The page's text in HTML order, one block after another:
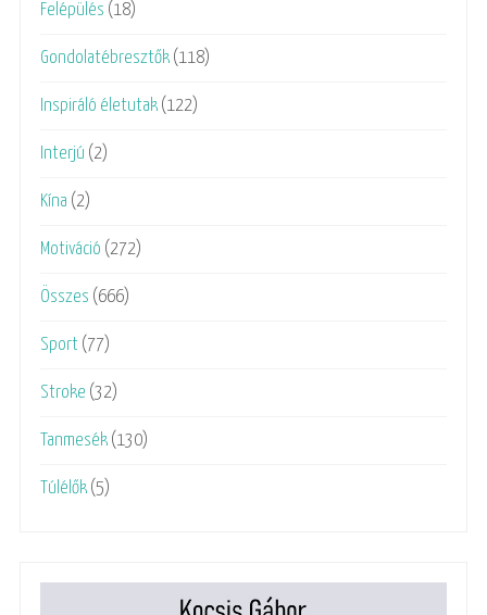
Felépülés (18)
Gondolatébresztők (118)
Inspiráló életutak (122)
Interjú (2)
Kína (2)
Motiváció (272)
Összes (666)
Sport (77)
Stroke (32)
Tanmesék (130)
Túlélők (5)